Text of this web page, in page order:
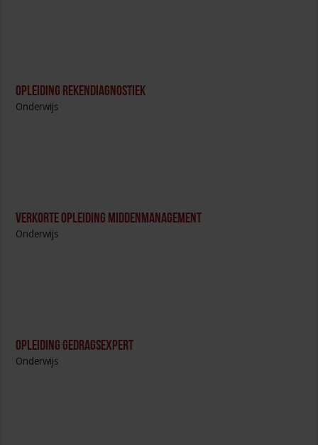
Opleiding Rekendiagnostiek
Onderwijs
Verkorte opleiding Middenmanagement
Onderwijs
Opleiding Gedragsexpert
Onderwijs